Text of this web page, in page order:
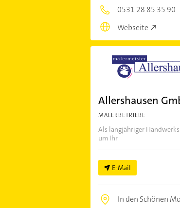
0531 28 85 35 90
Webseite
Allershausen
MALERBETRIEBE
Als langjähriger
um Ihr
E-Mail
In den Schönen